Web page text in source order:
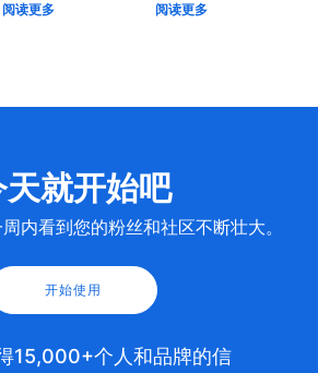
阅读更多 阅读更多
天就开始吧
内看到您的粉丝和社区不断壮大。
开始使用
15,000+个人和品牌的信